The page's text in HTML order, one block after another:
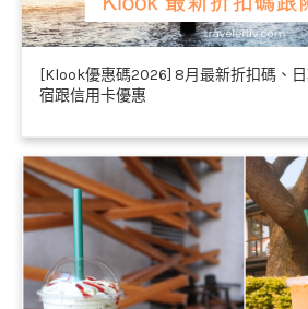
[Klook優惠碼2026] 8月最新折扣碼、
宿跟信用卡優惠